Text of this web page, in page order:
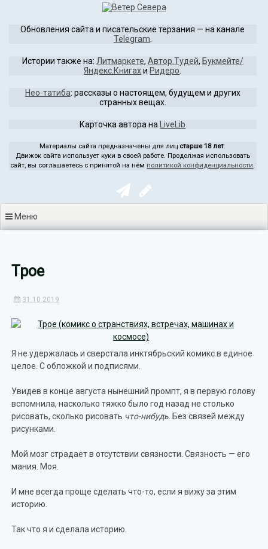
содержимому
Обновления сайта и писательские терзания — на канале
Telegram
Истории также на: Литмаркете, Автор.Тудей, Букмейте/
Яндекс.Книгахи Ридеро
Нео-татиба: рассказы о настоящем, будущем и других
странных вещах.
Карточка автора на LiveLib
Материалы сайта предназначены для лиц старше 18 лет.
Движок сайта использует куки в своей работе. Продолжая использовать
сайт, вы соглашаетесь с принятой на нём политикой конфиденциальности.
Меню
Трое
31.10.2019
Я не удержалась и сверстала инктябрьский комикс в единое
целое. С обложкой и подписями.
Увидев в конце августа нынешний промпт, я в первую голову
вспомнила, насколько тяжко было год назад не столько
рисовать, сколько рисовать что-нибудь . Без связей между
рисунками.
Мой мозг страдает в отсутствии связности. Связность — его
мания. Моя.
И мне всегда проще сделать что-то, если я вижу за этим
историю.
Так что я и сделала историю.